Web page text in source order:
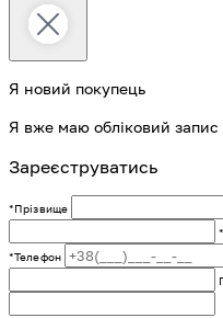
Я новий покупець
Я вже маю обліковий запис
Зареєструватись
*Прізвище
*Телефон